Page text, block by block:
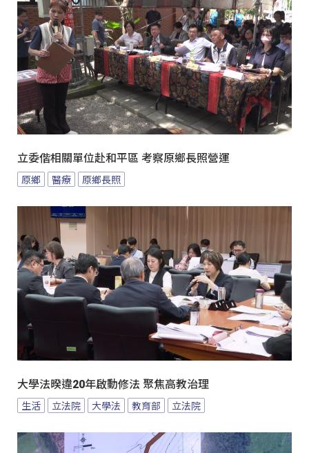
立委偕相關單位赴和平區 考察原鄉長照營運
原鄉 醫療 原鄉長照
大學法暌違20年啟動修法 聚焦高教治理
生活 立法院 大學法 教育部 立法院